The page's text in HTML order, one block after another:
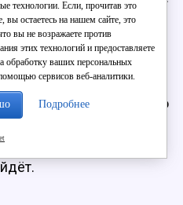
заниматься
ездить в другие
дополнительные
Тренер ДЮСШ-4
что предложено было
бывших яслей на
площади
технологии. Если, прочитав это
вы остаетесь на нашем сайте, это
вы не возражаете против
этих технологий и предоставляете
обработку ваших персональных
сервисов веб-аналитики.
Подробнее